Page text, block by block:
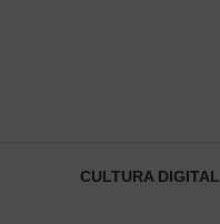
CULTURA DIGITAL